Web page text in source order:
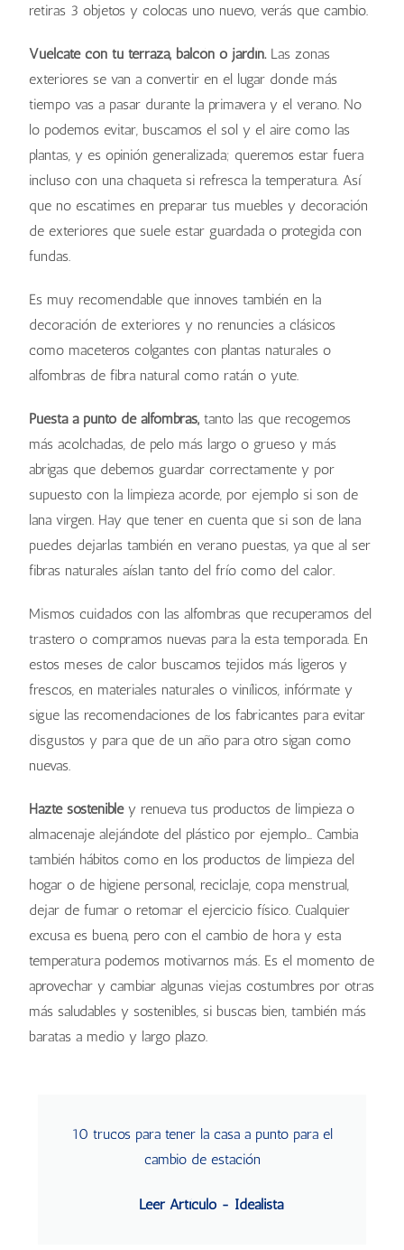
retiras 3 objetos y colocas uno nuevo, verás que cambio.
Vuélcate con tu terraza, balcón o jardín. Las zonas
exteriores se van a convertir en el lugar donde más
tiempo vas a pasar durante la primavera y el verano. No
lo podemos evitar, buscamos el sol y el aire como las
plantas, y es opinión generalizada; queremos estar fuera
incluso con una chaqueta si refresca la temperatura. Así
que no escatimes en preparar tus muebles y decoración
de exteriores que suele estar guardada o protegida con
fundas.
Es muy recomendable que innoves también en la
decoración de exteriores y no renuncies a clásicos
como maceteros colgantes con plantas naturales o
alfombras de fibra natural como ratán o yute.
Puesta a punto de alfombras, tanto las que recogemos
más acolchadas, de pelo más largo o grueso y más
abrigas que debemos guardar correctamente y por
supuesto con la limpieza acorde, por ejemplo si son de
lana virgen. Hay que tener en cuenta que si son de lana
puedes dejarlas también en verano puestas, ya que al ser
fibras naturales aíslan tanto del frío como del calor.
Mismos cuidados con las alfombras que recuperamos del
trastero o compramos nuevas para la esta temporada. En
estos meses de calor buscamos tejidos más ligeros y
frescos, en materiales naturales o vinílicos, infórmate y
sigue las recomendaciones de los fabricantes para evitar
disgustos y para que de un año para otro sigan como
nuevas.
Hazte sostenibley renueva tus productos de limpieza o
almacenaje alejándote del plástico por ejemplo… Cambia
también hábitos como en los productos de limpieza del
hogar o de higiene personal, reciclaje, copa menstrual,
dejar de fumar o retomar el ejercicio físico. Cualquier
excusa es buena, pero con el cambio de hora y esta
temperatura podemos motivarnos más. Es el momento de
aprovechar y cambiar algunas viejas costumbres por otras
más saludables y sostenibles, si buscas bien, también más
baratas a medio y largo plazo.
10 trucos para tener la casa a punto para el
cambio de estación
Leer Artículo - Idealista